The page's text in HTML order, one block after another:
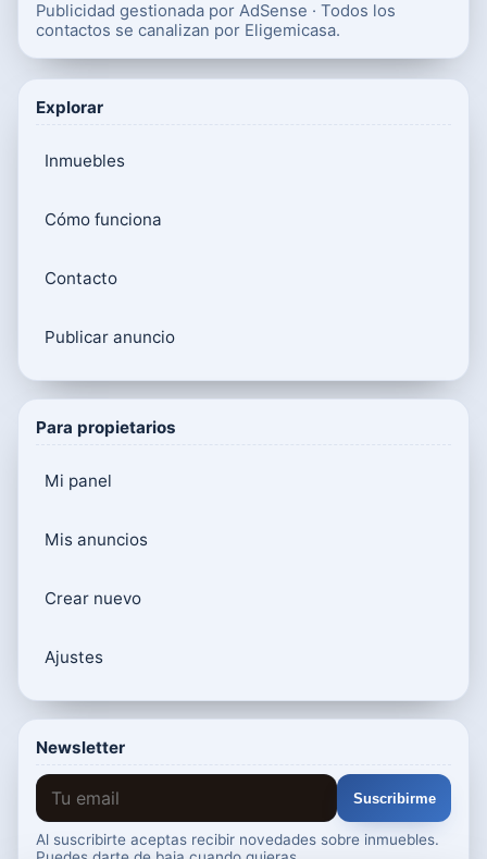
Publicidad gestionada por AdSense · Todos los
contactos se canalizan por Eligemicasa.
Explorar
Inmuebles
Cómo funciona
Contacto
Publicar anuncio
Para propietarios
Mi panel
Mis anuncios
Crear nuevo
Ajustes
Newsletter
Suscribirme
Al suscribirte aceptas recibir novedades sobre inmuebles.